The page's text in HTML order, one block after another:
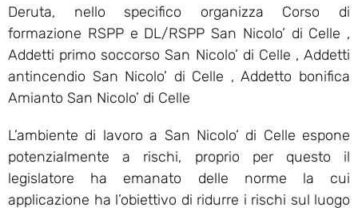
Deruta, nello specifico organizza Corso di
formazione RSPP e DL/RSPP San Nicolo’ di Celle ,
Addetti primo soccorso San Nicolo’ di Celle , Addetti
antincendio San Nicolo’ di Celle , Addetto bonifica
Amianto San Nicolo’ di Celle
L’ambiente di lavoro a San Nicolo’ di Celle espone
potenzialmente a rischi, proprio per questo il
legislatore ha emanato delle norme la cui
applicazione ha l’obiettivo di ridurre i rischi sul luogo